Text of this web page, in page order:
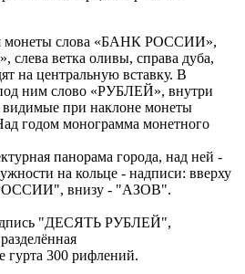
монеты слова «БАНК РОССИИ»,
слева ветка оливы, справа дуба,
на центральную вставку. В
ним слово «РУБЛЕЙ», внутри
при наклоне монеты
годом монограмма монетного
панорама города, над ней -
на кольце - надписи: вверху
внизу - "АЗОВ".
"ДЕСЯТЬ РУБЛЕЙ",
гурта 300 рифлений.